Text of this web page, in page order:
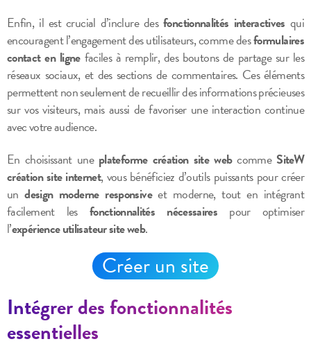
Enfin, il est crucial d’inclure desfonctionnalités interactives qui
encouragent l’engagement des utilisateurs, comme desformulaires
contact en lignefaciles à remplir, des boutons de partage sur les
réseaux sociaux, et des sections de commentaires. Ces éléments
permettent non seulement de recueillir des informations précieuses
sur vos visiteurs, mais aussi de favoriser une interaction continue
avec votre audience.
En choisissant une plateforme création site webcomme SiteW
création site internet, vous bénéficiez d’outils puissants pour créer
undesign moderne responsiveet moderne, tout en intégrant
facilement les fonctionnalités nécessaires pour optimiser
l’expérience utilisateur site web.
Créer un site
Intégrer des fonctionnalités
essentielles